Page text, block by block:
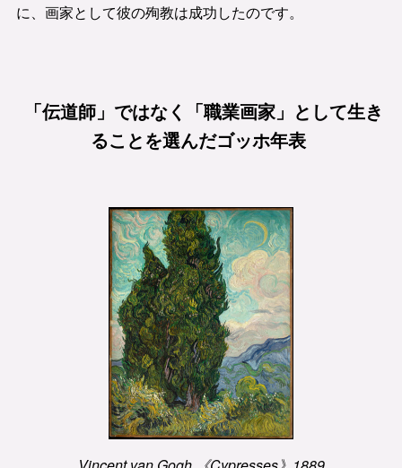
に、画家として彼の殉教は成功したのです。
「伝道師」ではなく「職業画家」として生き
ることを選んだゴッホ年表